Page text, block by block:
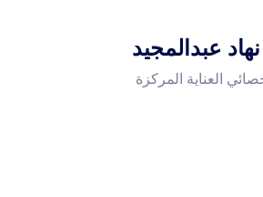
عبدالمجيد
العناية المركزة